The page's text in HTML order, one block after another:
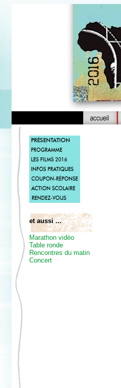
et aussi ...
Marathon vidéo
Table ronde
Rencontres du matin
Concert